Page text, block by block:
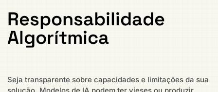
Responsabilidade
Algorítmica
Seja transparente sobre capacidades e limitações da sua
solução. Modelos de IA podem ter vieses ou produzir